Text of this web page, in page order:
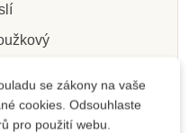
skalní
se zákony na vaše
cookies. Odsouhlaste
pro použití webu.